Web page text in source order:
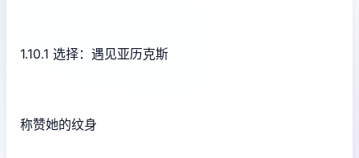
1.10.1 选择：遇见亚历克斯
称赞她的纹身